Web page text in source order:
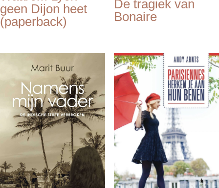
geen Dijon heet
(paperback)
De tragiek van
Bonaire